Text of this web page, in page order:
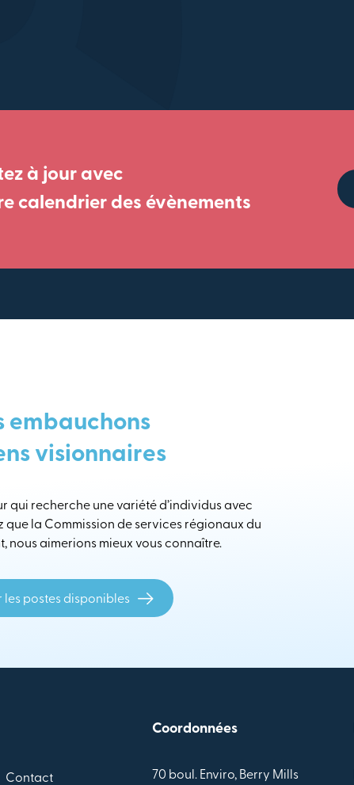
à jour avec
calendrier des évènements
embauchons
visionnaires
qui recherche une variété d’individus avec
que la Commission de services régionaux du
nous aimerions mieux vous connaître.
les postes disponibles
Contact
Coordonnées
70 boul. Enviro, Berry Mills